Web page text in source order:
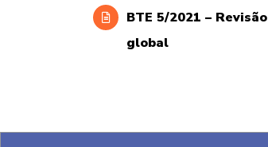
BTE 5/2021 – Revisão
global